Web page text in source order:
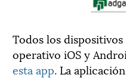
Todos los
operativo iOS y
esta app. La